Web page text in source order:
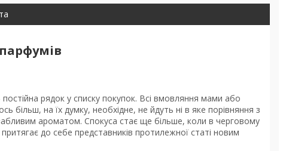
постійна рядок у списку покупок. Всі вмовляння мами або
більш, на їх думку, необхідне, не йдуть ні в яке порівняння з
ароматом. Спокуса стає ще більше, коли в черговому
до себе представників протилежної статі новим